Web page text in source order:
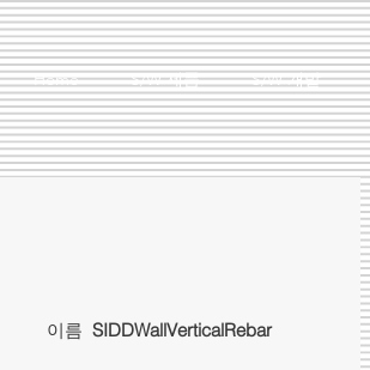
Home S/W 제품 S/W 개발
이름 SIDDWallVerticalRebar